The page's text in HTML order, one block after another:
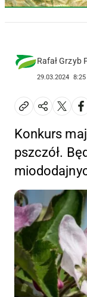
Rafał Grzyb
29.03.2024 8:25
Konkurs
pszczół.